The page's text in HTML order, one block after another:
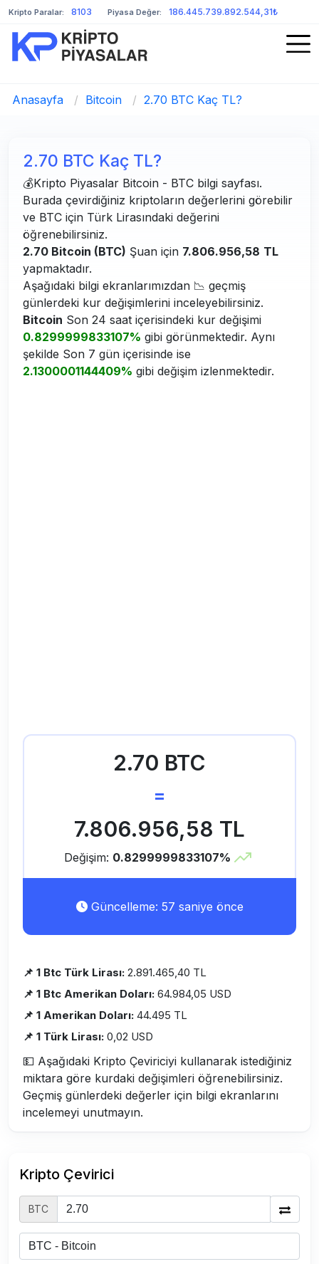
Kripto Paralar: 8103 Piyasa Değer: 186.445.739.892.544,31₺
Anasayfa / Bitcoin / 2.70 BTC Kaç TL?
2.70 BTC Kaç TL?
💰Kripto Piyasalar Bitcoin - BTC bilgi sayfası.
Burada çevirdiğiniz kriptoların değerlerini görebilir
ve BTC için Türk Lirasındaki değerini
öğrenebilirsiniz.
2.70 Bitcoin (BTC) Şuan için 7.806.956,58 TL
yapmaktadır.
Aşağıdaki bilgi ekranlarımızdan 📉 geçmiş
günlerdeki kur değişimlerini inceleyebilirsiniz.
Bitcoin Son 24 saat içerisindeki kur değişimi
0.8299999833107% gibi görünmektedir. Aynı
şekilde Son 7 gün içerisinde ise
2.1300001144409% gibi değişim izlenmektedir.
2.70 BTC
=
7.806.956,58 TL
Değişim: 0.8299999833107%
Güncelleme: 57 saniye önce
📌 1 Btc Türk Lirası: 2.891.465,40 TL
📌 1 Btc Amerikan Doları: 64.984,05 USD
📌 1 Amerikan Doları: 44.495 TL
📌 1 Türk Lirası: 0,02 USD
💵 Aşağıdaki Kripto Çeviriciyi kullanarak istediğiniz
miktara göre kurdaki değişimleri öğrenebilirsiniz.
Geçmiş günlerdeki değerler için bilgi ekranlarını
incelemeyi unutmayın.
Kripto Çevirici
BTC